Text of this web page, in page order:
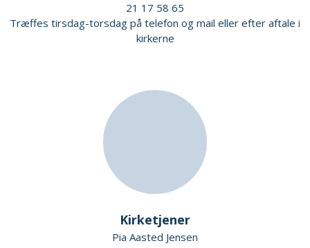
21 17 58 65
Træffes tirsdag-torsdag på telefon og mail eller efter aftale i
kirkerne
Kirketjener
Pia Aasted Jensen